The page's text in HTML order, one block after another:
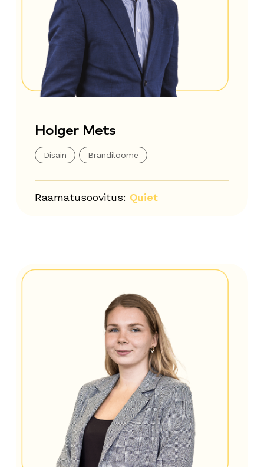
Holger Mets
Disain Brändiloome
Raamatusoovitus: Quiet